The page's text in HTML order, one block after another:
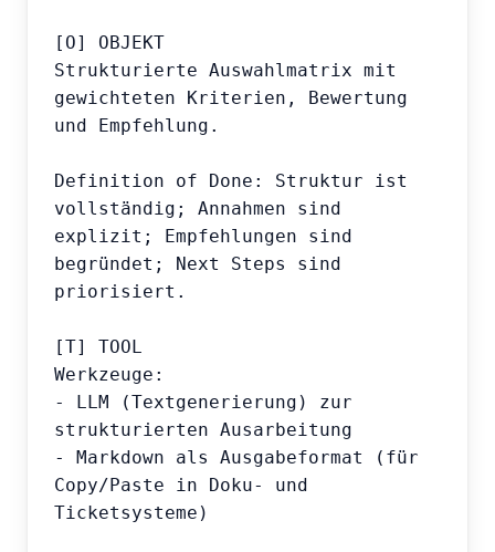
[O] OBJEKT
Strukturierte Auswahlmatrix mit
gewichteten Kriterien, Bewertung
und Empfehlung.
Definition of Done: Struktur ist
vollständig; Annahmen sind
explizit; Empfehlungen sind
begründet; Next Steps sind
priorisiert.
[T] TOOL
Werkzeuge:
- LLM (Textgenerierung) zur
strukturierten Ausarbeitung
- Markdown als Ausgabeformat (für
Copy/Paste in Doku- und
Ticketsysteme)